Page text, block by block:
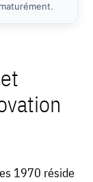
1970 réside